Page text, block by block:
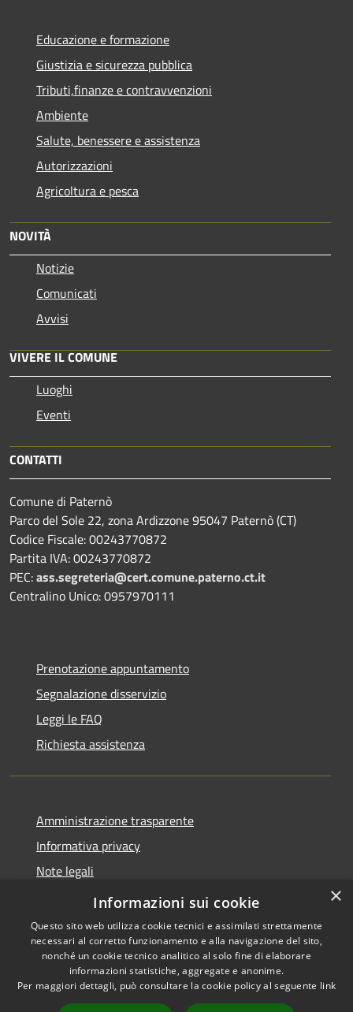
Educazione e formazione
Giustizia e sicurezza pubblica
Tributi,finanze e contravvenzioni
Ambiente
Salute, benessere e assistenza
Autorizzazioni
Agricoltura e pesca
NOVITÀ
Notizie
Comunicati
Avvisi
VIVERE IL COMUNE
Luoghi
Eventi
CONTATTI
Comune di Paternò
Parco del Sole 22, zona Ardizzone 95047 Paternò (CT)
Codice Fiscale: 00243770872
Partita IVA: 00243770872
PEC:ass.segreteria@cert.comune.paterno.ct.it
Centralino Unico: 0957970111
Prenotazione appuntamento
Segnalazione disservizio
Leggi le FAQ
Richiesta assistenza
Amministrazione trasparente
Informativa privacy
Note legali
Dichiarazione di accessibilità
Accessibilità
Copyright © 2026 • Comune di
Paternò • Powered by
×
Informazioni sui cookie
Questo sito web utilizza cookie tecnici e assimilati strettamente
necessari al corretto funzionamento e alla navigazione del sito,
nonché un cookie tecnico analitico al solo fine di elaborare
informazioni statistiche, aggregate e anonime.
Per maggiori dettagli, può consultare la cookie policy al seguente link